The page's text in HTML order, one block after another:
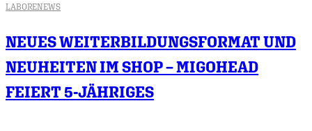
LABORENEWS
NEUES WEITERBILDUNGSFORMAT UND
NEUHEITEN IM SHOP – MIGOHEAD
FEIERT 5-JÄHRIGES